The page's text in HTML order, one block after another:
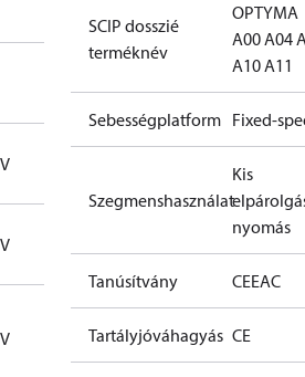
SCIP dosszié
terméknév
OPTYMA
A00 A04
A10 A11
Sebességplatform Fixed-
Szegmenshasználat
Kis
nyomás
Tanúsítvány CEEAC
Tartályjóváhagyás CE